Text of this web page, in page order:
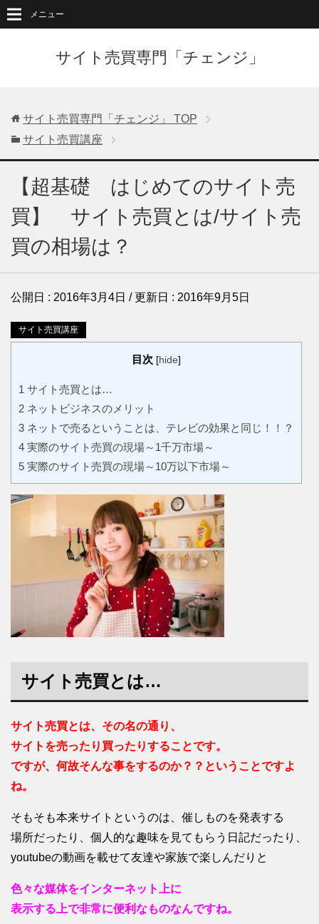
サイト売買専門「チェンジ」
メニュー
サイト売買専門「チェンジ」
TOP
サイト売買講座
【超基礎 はじめてのサイト売
買】 サイト売買とは/サイト売
買の相場は？
公開日 : 2016年3月4日 / 更新日 : 2016年9月5日
サイト売買講座
目次 [hide]
1 サイト売買とは…
2 ネットビジネスのメリット
3 ネットで売るということは、テレビの効果と同じ！！？
4 実際のサイト売買の現場～1千万市場～
5 実際のサイト売買の現場～10万以下市場～
サイト売買とは…
サイト売買とは、その名の通り、
サイトを売ったり買ったりすることです。
ですが、何故そんな事をするのか？？ということですよ
ね。
そもそも本来サイトというのは、催しものを発表する
場所だったり、個人的な趣味を見てもらう日記だったり、
youtubeの動画を載せて友達や家族で楽しんだりと
色々な媒体をインターネット上に
表示する上で非常に便利なものなんですね。